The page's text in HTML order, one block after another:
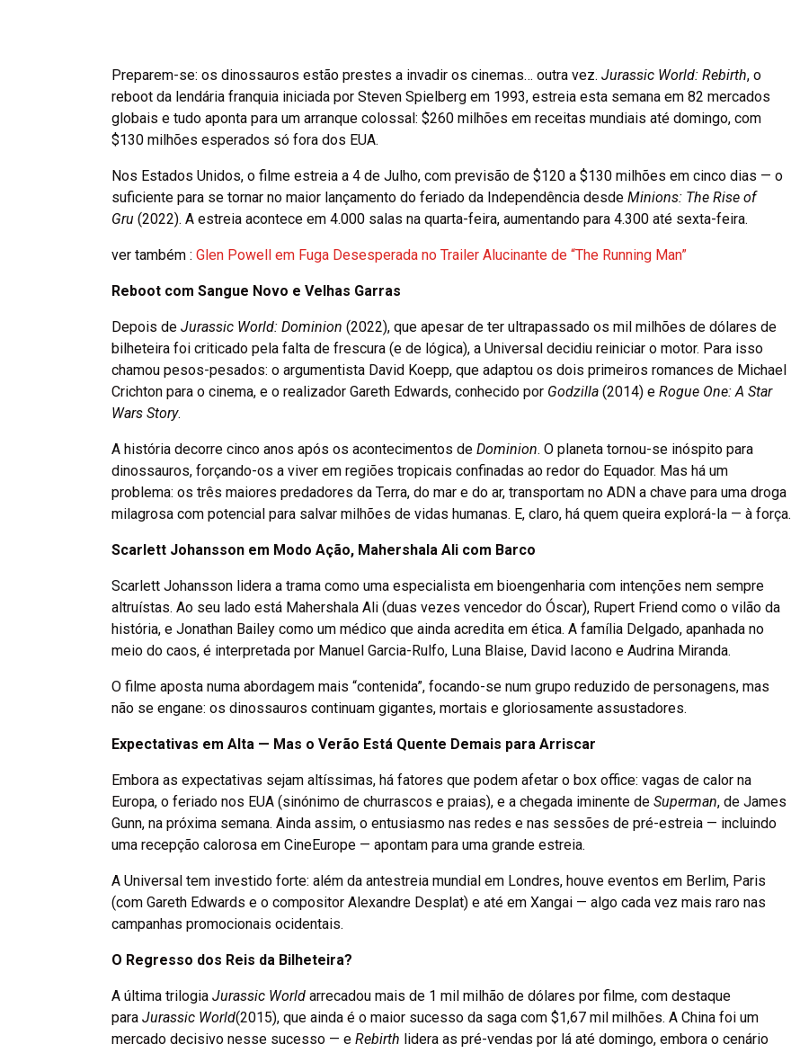
Preparem-se: os dinossauros estão prestes a invadir os cinemas… outra vez. Jurassic World: Rebirth, o
reboot da lendária franquia iniciada por Steven Spielberg em 1993, estreia esta semana em 82 mercados
globais e tudo aponta para um arranque colossal: $260 milhões em receitas mundiais até domingo, com
$130 milhões esperados só fora dos EUA.
Nos Estados Unidos, o filme estreia a 4 de Julho, com previsão de $120 a $130 milhões em cinco dias — o
suficiente para se tornar no maior lançamento do feriado da Independência desde Minions: The Rise of
Gru (2022). A estreia acontece em 4.000 salas na quarta-feira, aumentando para 4.300 até sexta-feira.
ver também : Glen Powell em Fuga Desesperada no Trailer Alucinante de “The Running Man”
Reboot com Sangue Novo e Velhas Garras
Depois de Jurassic World: Dominion (2022), que apesar de ter ultrapassado os mil milhões de dólares de
bilheteira foi criticado pela falta de frescura (e de lógica), a Universal decidiu reiniciar o motor. Para isso
chamou pesos-pesados: o argumentista David Koepp, que adaptou os dois primeiros romances de Michael
Crichton para o cinema, e o realizador Gareth Edwards, conhecido por Godzilla (2014) e Rogue One: A Star
Wars Story.
A história decorre cinco anos após os acontecimentos de Dominion. O planeta tornou-se inóspito para
dinossauros, forçando-os a viver em regiões tropicais confinadas ao redor do Equador. Mas há um
problema: os três maiores predadores da Terra, do mar e do ar, transportam no ADN a chave para uma droga
milagrosa com potencial para salvar milhões de vidas humanas. E, claro, há quem queira explorá-la — à força.
Scarlett Johansson em Modo Ação, Mahershala Ali com Barco
Scarlett Johansson lidera a trama como uma especialista em bioengenharia com intenções nem sempre
altruístas. Ao seu lado está Mahershala Ali (duas vezes vencedor do Óscar), Rupert Friend como o vilão da
história, e Jonathan Bailey como um médico que ainda acredita em ética. A família Delgado, apanhada no
meio do caos, é interpretada por Manuel Garcia-Rulfo, Luna Blaise, David Iacono e Audrina Miranda.
O filme aposta numa abordagem mais “contenida”, focando-se num grupo reduzido de personagens, mas
não se engane: os dinossauros continuam gigantes, mortais e gloriosamente assustadores.
Expectativas em Alta — Mas o Verão Está Quente Demais para Arriscar
Embora as expectativas sejam altíssimas, há fatores que podem afetar o box office: vagas de calor na
Europa, o feriado nos EUA (sinónimo de churrascos e praias), e a chegada iminente de Superman, de James
Gunn, na próxima semana. Ainda assim, o entusiasmo nas redes e nas sessões de pré-estreia — incluindo
uma recepção calorosa em CineEurope — apontam para uma grande estreia.
A Universal tem investido forte: além da antestreia mundial em Londres, houve eventos em Berlim, Paris
(com Gareth Edwards e o compositor Alexandre Desplat) e até em Xangai — algo cada vez mais raro nas
campanhas promocionais ocidentais.
O Regresso dos Reis da Bilheteira?
A última trilogia Jurassic World arrecadou mais de 1 mil milhão de dólares por filme, com destaque
para Jurassic World(2015), que ainda é o maior sucesso da saga com $1,67 mil milhões. A China foi um
mercado decisivo nesse sucesso — e Rebirth lidera as pré-vendas por lá até domingo, embora o cenário